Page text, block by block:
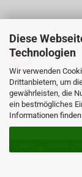
Diese
Technologien
Wir verwenden
Drittanbietern, um
gewährleisten, die
ein bestmögliches
Informationen
Kontakt
Über uns